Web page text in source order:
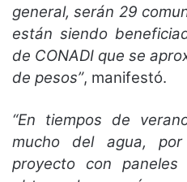
general, serán 29
están siendo
de CONADI que se
de pesos”, manifestó.
“En tiempos de
mucho del agua,
proyecto con